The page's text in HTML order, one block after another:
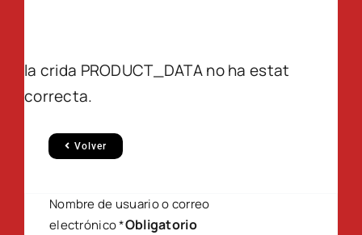
la crida PRODUCT_DATA no ha estat
correcta.
Volver
Nombre de usuario o correo
electrónico*Obligatorio